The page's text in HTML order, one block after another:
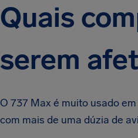
Quais
serem
O 737 Max é muito usado
com mais de uma dúzia de